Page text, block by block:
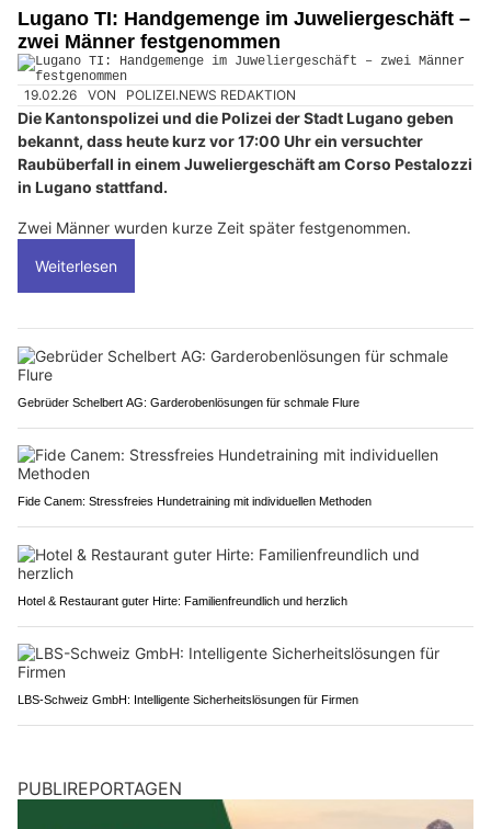
Lugano TI: Handgemenge im Juweliergeschäft –
zwei Männer festgenommen
19.02.26 VON POLIZEI.NEWS REDAKTION
Die Kantonspolizei und die Polizei der Stadt Lugano geben
bekannt, dass heute kurz vor 17:00 Uhr ein versuchter
Raubüberfall in einem Juweliergeschäft am Corso Pestalozzi
in Lugano stattfand.
Zwei Männer wurden kurze Zeit später festgenommen.
Weiterlesen
Gebrüder Schelbert AG: Garderobenlösungen für schmale Flure
Fide Canem: Stressfreies Hundetraining mit individuellen Methoden
Hotel & Restaurant guter Hirte: Familienfreundlich und herzlich
LBS-Schweiz GmbH: Intelligente Sicherheitslösungen für Firmen
PUBLIREPORTAGEN